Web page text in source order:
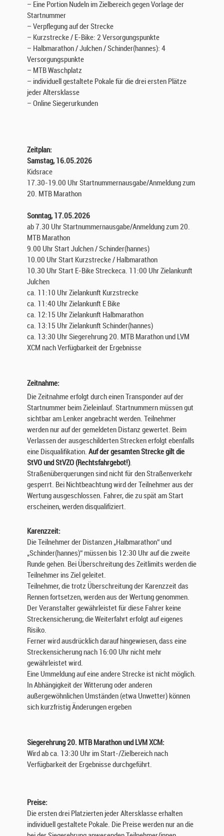
– Eine Portion Nudeln im Zielbereich gegen Vorlage der
Startnummer
– Verpflegung auf der Strecke
– Kurzstrecke / E-Bike: 2 Versorgungspunkte
– Halbmarathon / Julchen / Schinder(hannes): 4
Versorgungspunkte
– MTB Waschplatz
– individuell gestaltete Pokale für die drei ersten Plätze
jeder Altersklasse
– Online Siegerurkunden
Zeitplan:
Samstag, 16.05.2026
Kidsrace
17.30-19.00 Uhr Startnummernausgabe/Anmeldung zum
20. MTB Marathon
Sonntag, 17.05.2026
ab 7.30 Uhr Startnummernausgabe/Anmeldung zum 20.
MTB Marathon
9.00 Uhr Start Julchen / Schinder(hannes)
10.00 Uhr Start Kurzstrecke / Halbmarathon
10.30 Uhr Start E-Bike Streckeca. 11:00 Uhr Zielankunft
Julchen
ca. 11:10 Uhr Zielankunft Kurzstrecke
ca. 11:40 Uhr Zielankunft E Bike
ca. 12:15 Uhr Zielankunft Halbmarathon
ca. 13:15 Uhr Zielankunft Schinder(hannes)
ca. 13:30 Uhr Siegerehrung 20. MTB Marathon und LVM
XCM nach Verfügbarkeit der Ergebnisse
Zeitnahme:
Die Zeitnahme erfolgt durch einen Transponder auf der
Startnummer beim Zieleinlauf. Startnummern müssen gut
sichtbar am Lenker angebracht werden. Teilnehmer
werden nur auf der gemeldeten Distanz gewertet. Beim
Verlassen der ausgeschilderten Strecken erfolgt ebenfalls
eine Disqualifikation. Auf der gesamten Strecke gilt die
StVO und StVZO (Rechtsfahrgebot!).
Straßenüberquerungen sind nicht für den Straßenverkehr
gesperrt. Bei Nichtbeachtung wird der Teilnehmer aus der
Wertung ausgeschlossen. Fahrer, die zu spät am Start
erscheinen, werden disqualifiziert.
Karenzzeit:
Die Teilnehmer der Distanzen „Halbmarathon“ und
„Schinder(hannes)“ müssen bis 12:30 Uhr auf die zweite
Runde gehen. Bei Überschreitung des Zeitlimits werden die
Teilnehmer ins Ziel geleitet.
Teilnehmer, die trotz Überschreitung der Karenzzeit das
Rennen fortsetzen, werden aus der Wertung genommen.
Der Veranstalter gewährleistet für diese Fahrer keine
Streckensicherung; die Weiterfahrt erfolgt auf eigenes
Risiko.
Ferner wird ausdrücklich darauf hingewiesen, dass eine
Streckensicherung nach 16:00 Uhr nicht mehr
gewährleistet wird.
Eine Ummeldung auf eine andere Strecke ist nicht möglich.
In Abhängigkeit der Witterung oder anderen
außergewöhnlichen Umständen (etwa Unwetter) können
sich kurzfristig Änderungen ergeben
Siegerehrung 20. MTB Marathon und LVM XCM:
Wird ab ca. 13:30 Uhr im Start-/Zielbereich nach
Verfügbarkeit der Ergebnisse durchgeführt.
Preise:
Die ersten drei Platzierten jeder Altersklasse erhalten
individuell gestaltete Pokale. Die Preise werden nur an die